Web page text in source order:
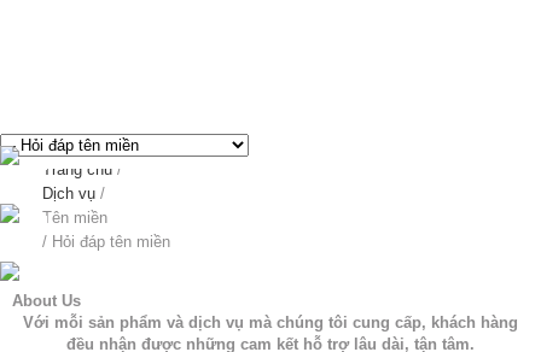
breadcrumbs
Trang chủ /
Dịch vụ /
Tên miền
/ Hỏi đáp tên miền
About Us
Với mỗi sản phẩm và dịch vụ mà chúng tôi cung cấp, khách hàng
đều nhận được những cam kết hỗ trợ lâu dài, tận tâm.